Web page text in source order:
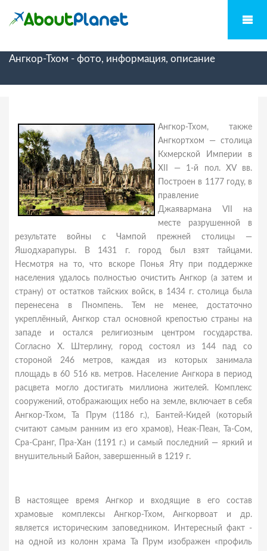
Ангкор-Тхом - фото, информация, описание
Ангкор-Тхом, также
Ангкортхом — столица
Кхмерской Империи в
XII — 1-й пол. XV вв.
Построен в 1177 году, в
правление
Джаявармана VII на
месте разрушенной в
результате войны с Чампой прежней столицы —
Яшодхарапуры. В 1431 г. город был взят тайцами.
Несмотря на то, что вскоре Понья Яту при поддержке
населения удалось полностью очистить Ангкор (а затем и
страну) от остатков тайских войск, в 1434 г. столица была
перенесена в Пномпень. Тем не менее, достаточно
укреплённый, Ангкор стал основной крепостью страны на
западе и остался религиозным центром государства.
Согласно Х. Штерлину, город состоял из 144 пад со
стороной 246 метров, каждая из которых занимала
площадь в 60 516 кв. метров. Население Ангкора в период
расцвета могло достигать миллиона жителей. Комплекс
сооружений, отображающих небо на земле, включает в себя
Ангкор-Тхом, Та Прум (1186 г.), Бантей-Кидей (который
считают самым ранним из его храмов), Неак-Пеан, Та-Сом,
Сра-Сранг, Пра-Хан (1191 г.) и самый последний — яркий и
внушительный Байон, завершенный в 1219 г.
В настоящее время Ангкор и входящие в его состав
храмовые комплексы Ангкор-Тхом, Ангкорвоат и др.
является историческим заповедником. Интересный факт -
на одной из колонн храма Та Прум изображен «профиль